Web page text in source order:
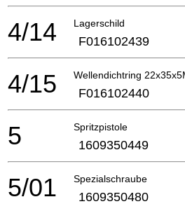
Lagerschild
4/14 F016102439
Wellendichtring
4/15 F016102440
Spritzpistole
5 1609350449
Spezialschraube
5/01 1609350480